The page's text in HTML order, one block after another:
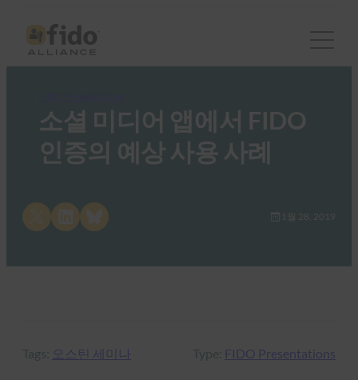
소셜 미디어 앱에서 FIDO
인증의 예상 사용 사례
Share on LinkedInShare on Bluesky 1월 28, 2019
Tags: 오스틴 세미나 Type: FIDO Presentations